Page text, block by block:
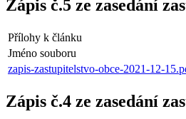
Zápis č.5 ze zasedání
Přílohy k článku
Jméno souboru
zapis-zastupitelstvo-obce-2021-12-
Zápis č.4 ze zasedání